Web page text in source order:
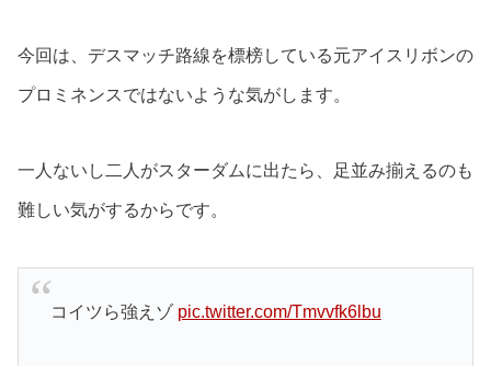
今回は、デスマッチ路線を標榜している元アイスリボンの
プロミネンスではないような気がします。
一人ないし二人がスターダムに出たら、足並み揃えるのも
難しい気がするからです。
コイツら強えゾ pic.twitter.com/Tmvvfk6lbu